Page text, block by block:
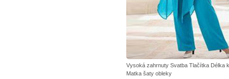
Vysoká zahrnuty Svatba Tlačítka Délka
Matka šaty obleky